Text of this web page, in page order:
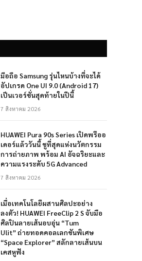
มือถือ Samsung รุ่นไหนบ้างที่จะได้
อัปเกรด One UI 9.0 (Android 17)
เป็นเวอร์ชั่นสุดท้ายในปีนี้
7 สิงหาคม 2026
HUAWEI Pura 90s Series เปิดพรีออ
เดอร์แล้ววันนี้ ชูที่สุดแห่งนวัตกรรม
การถ่ายภาพ พร้อม AI อัจฉริยะและ
ความแรงระดับ 5G Advanced
7 สิงหาคม 2026
เมื่อเทคโนโลยีผสานศิลปะอย่าง
ลงตัว! HUAWEI FreeClip 2 S จับมือ
ศิลปินลายเส้นอบอุ่น “Tum
Ulit” ถ่ายทอดคอลเลกชันพิเศษ
“Space Explorer” สลักลายเส้นบน
เคสหูฟัง